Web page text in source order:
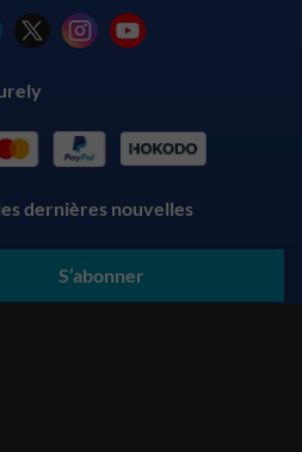
dernières nouvelles
S’abonner
coordonnées, vous acceptez nos